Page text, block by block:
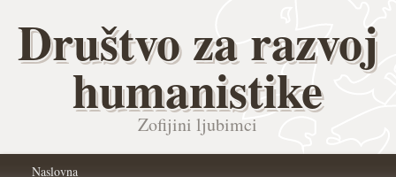
Društvo za razvoj
humanistike
Zofijini ljubimci
Naslovna